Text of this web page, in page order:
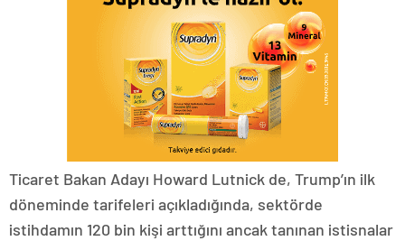
Ticaret Bakan Adayı Howard Lutnick de, Trump’ın ilk
döneminde tarifeleri açıkladığında, sektörde
istihdamın 120 bin kişi arttığını ancak tanınan istisnalar